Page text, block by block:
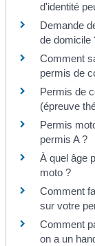
d'identité
Demande
de domicile
Comment
permis de
Permis de
(épreuve
Permis
permis A ?
À quel âge
moto ?
Comment
sur votre
Comment
on a un